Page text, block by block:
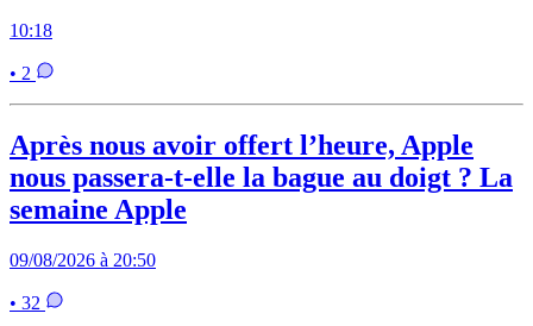
10:18
• 2
Après nous avoir offert l’heure, Apple
nous passera-t-elle la bague au doigt ? La
semaine Apple
09/08/2026 à 20:50
• 32